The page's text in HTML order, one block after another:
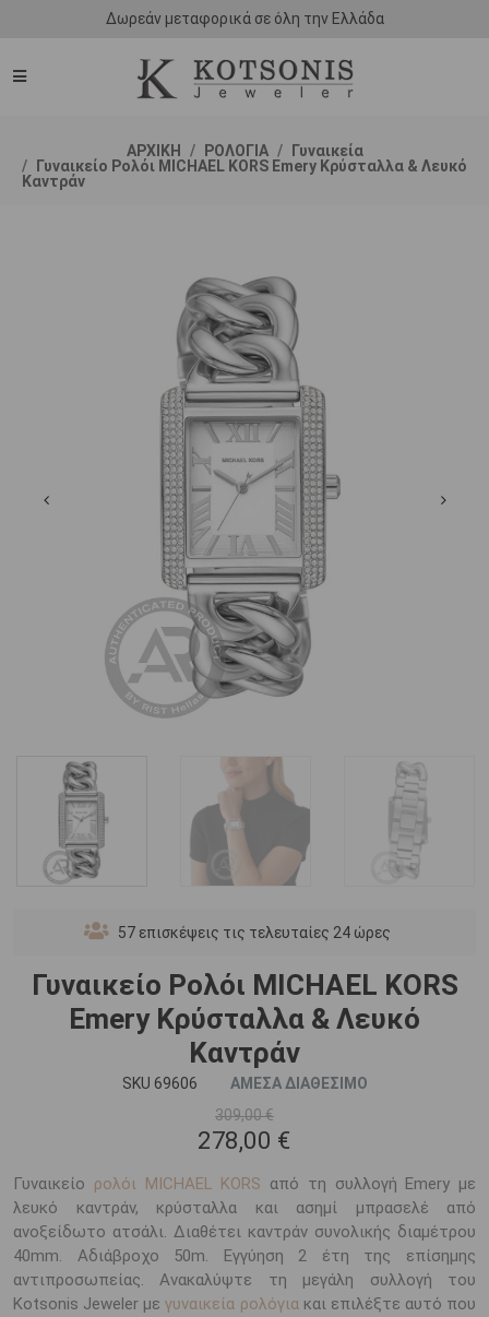
Δωρεάν μεταφορικά σε όλη την Ελλάδα
ΑΡΧΙΚΗ ΡΟΛΟΓΙΑ
Γυναικεία
Γυναικείο Ρολόι MICHAEL KORS Emery Κρύσταλλα & Λευκό
Καντράν
57 επισκέψεις τις τελευταίες 24 ώρες
Γυναικείο Ρολόι MICHAEL KORS
Emery Κρύσταλλα & Λευκό
Καντράν
SKU 69606
ΑΜΕΣΑ ΔΙΑΘΕΣΙΜΟ
309,00 €
278,00 €
Γυναικείο ρολόι MICHAEL KORS από τη συλλογή Emery με
λευκό καντράν, κρύσταλλα και ασημί μπρασελέ από
ανοξείδωτο ατσάλι. Διαθέτει καντράν συνολικής διαμέτρου
40mm. Αδιάβροχο 50m. Εγγύηση 2 έτη της επίσημης
αντιπροσωπείας. Ανακαλύψτε τη μεγάλη συλλογή του
Kotsonis Jeweler μεγυναικεία ρολόγιακαι επιλέξτε αυτό που